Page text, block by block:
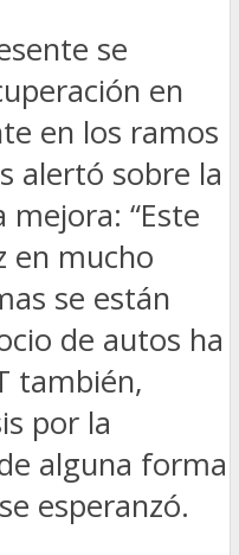
se
en
en los ramos
alertó sobre la
“Este
en mucho
se están
de autos ha
también,
por la
alguna forma
esperanzó.